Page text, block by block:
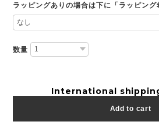
ラッピングありの場合は下に「ラッピン
数量
International
Add to cart